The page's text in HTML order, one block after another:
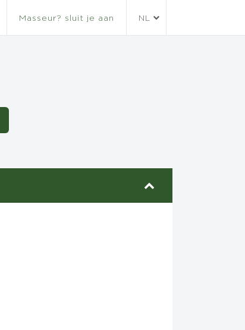
Masseur? sluit je aan NL